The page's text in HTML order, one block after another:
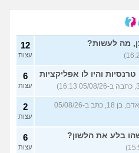
14
עצות
4
עצות
5
עצות
מה לעשות? 12
עצות
והיו לו אפליקציות
6
עצות
(בן אדם, בן 18, כתב ב-05/08/26
2
עצות
בלע את הלשון? 6
עצות